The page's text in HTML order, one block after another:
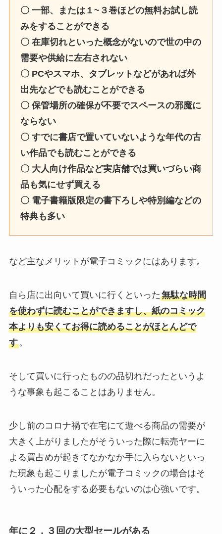
〇 一部、または１~３巻ほどの無料お試し読
みをすることができる
〇 在庫切れといった概念がないので世の中の
需要や供給に左右されない
〇 PCやスマホ、タブレットなどがあれば外
出先などでも読むことができる
〇 保管場所の確保が不要でスペースの邪魔に
ならない
〇 すでに書店で置いていないような年代の古
い作品でも読むことができる
〇 大人向け作品など実店舗では買いづらい商
品も気にせず買える
〇 電子書籍版限定の書下ろしや特別編などの
特典も多い
など主なメリットが電子コミックにはあります。
自ら店に出向いて買いに行くといった無駄な時間
を使わずに読むことができますし、紙のコミック
本よりも安くてお得に読めることがほとんどで
す。
そして買いに行ったものの品切れだったというよ
うな事象も起こることはありません。
少し前のコロナ禍で在宅にて遊べる商品の需要が
大きく上がりましたがそういった際に転売ヤーに
よる買占めが起きてなかなか手に入らないといっ
た現象も起こりましたが電子コミックの場合はそ
ういった心配をする必要もないのは心強いです。
年に２，３回の大型セールがある